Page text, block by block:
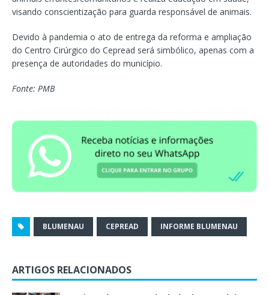
visando conscientização para guarda responsável de animais.
Devido à pandemia o ato de entrega da reforma e ampliação
do Centro Cirúrgico do Cepread será simbólico, apenas com a
presença de autoridades do município.
Fonte: PMB
BLUMENAU CEPREAD INFORME BLUMENAU
ARTIGOS RELACIONADOS